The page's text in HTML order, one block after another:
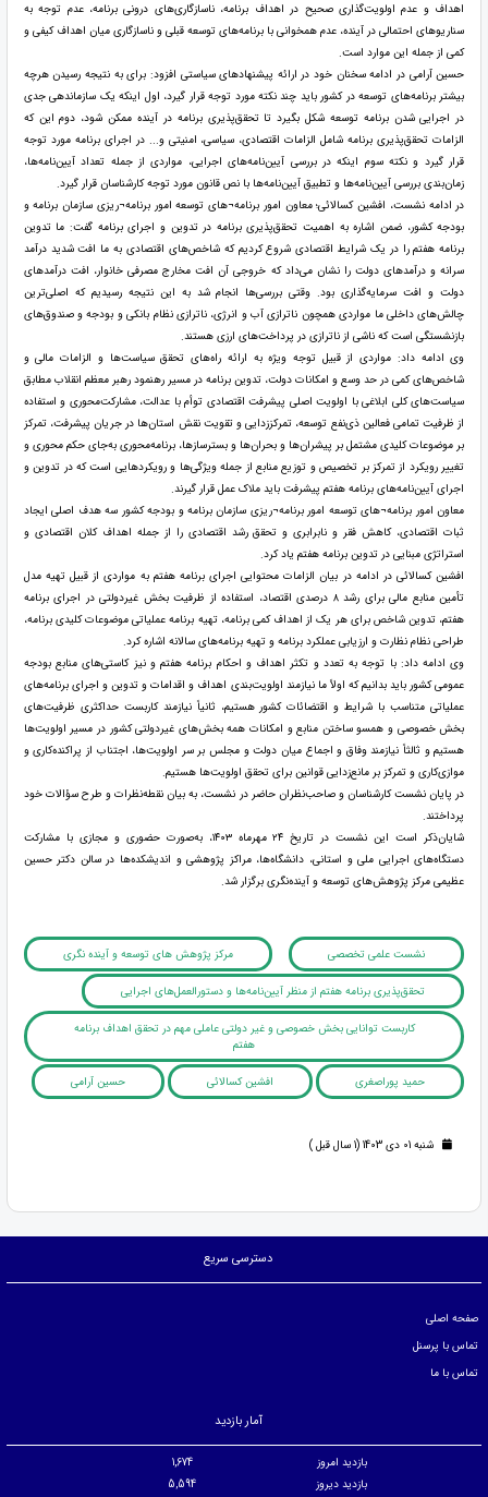
اهداف و عدم اولویت‌گذاری صحیح در اهداف برنامه، ناسازگاری‌های درونی برنامه، عدم توجه به
سناریو‌های احتمالی در آینده، عدم همخوانی با برنامه‌های توسعه قبلی و ناسازگاری میان اهداف کیفی و
کمی از جمله این موارد است.
حسین آرامی در ادامه سخنان خود در ارائه پیشنهاد‌های سیاستی افزود: برای به نتیجه رسیدن هرچه
بیشتر برنامه‌های توسعه در کشور باید چند نکته مورد توجه قرار گیرد، اول اینکه یک سازماندهی جدی
در اجرایی شدن برنامه توسعه شکل بگیرد تا تحقق‌پذیری برنامه در آینده ممکن شود، دوم این که
الزامات تحقق‌پذیری برنامه شامل الزامات اقتصادی، سیاسی، امنیتی و... در اجرای برنامه مورد توجه
قرار گیرد و نکته سوم اینکه در بررسی آیین‌نامه‌های اجرایی، مواردی از جمله تعداد آیین‌نامه‌ها،
زمان‌بندی بررسی آیین‌نامه‌ها و تطبیق آیین‌نامه‌ها با نص قانون مورد توجه کارشناسان قرار گیرد.
در ادامه نشست، افشین کسالائی؛ معاون امور برنامه¬های توسعه امور برنامه¬ریزی سازمان برنامه و
بودجه کشور، ضمن اشاره به اهمیت تحقق‌پذیری برنامه در تدوین و اجرای برنامه گفت: ما تدوین
برنامه هفتم را در یک شرایط اقتصادی شروع کردیم که شاخص‌های اقتصادی به ما افت شدید درآمد
سرانه و درآمد‌های دولت را نشان می‌داد که خروجی آن افت مخارج مصرفی خانوار، افت درآمد‌های
دولت و افت سرمایه‌گذاری بود. وقتی بررسی‌ها انجام شد به این نتیجه رسیدیم که اصلی‌ترین
چالش‌های داخلی ما مواردی همچون ناترازی آب و انرژی، ناترازی نظام بانکی و بودجه و صندوق‌های
بازنشستگی است که ناشی از ناترازی در پرداخت‌های ارزی هستند.
وی ادامه داد: مواردی از قبیل توجه ویژه به ارائه راه‌های تحقق سیاست‌ها و الزامات مالی و
شاخص‌های کمی در حد وسع و امکانات دولت، تدوین برنامه در مسیر رهنمود رهبر معظم انقلاب مطابق
سیاست‌های کلی ابلاغی با اولویت اصلی پیشرفت اقتصادی توأم با عدالت، مشارکت‌محوری و استفاده
از ظرفیت تمامی فعالین ذی‌نفع توسعه، تمرکززدایی و تقویت نقش استان‌ها در جریان پیشرفت، تمرکز
بر موضوعات کلیدی مشتمل بر پیشران‌ها و بحران‌ها و بسترسازها، برنامه‌محوری به‌جای حکم محوری و
تغییر رویکرد از تمرکز بر تخصیص و توزیع منابع از جمله ویژگی‌ها و رویکرد‌هایی است که در تدوین و
اجرای آیین‌نامه‌های برنامه هفتم پیشرفت باید ملاک عمل قرار گیرند.
معاون امور برنامه¬های توسعه امور برنامه¬ریزی سازمان برنامه و بودجه کشور سه هدف اصلی ایجاد
ثبات اقتصادی، کاهش فقر و نابرابری و تحقق رشد اقتصادی را از جمله اهداف کلان اقتصادی و
استراتژی مبنایی در تدوین برنامه هفتم یاد کرد.
افشین کسالائی در ادامه در بیان الزامات محتوایی اجرای برنامه هفتم به مواردی از قبیل تهیه مدل
تأمین منابع مالی برای رشد ۸ درصدی اقتصاد، استفاده از ظرفیت بخش غیردولتی در اجرای برنامه
هفتم، تدوین شاخص برای هر یک از اهداف کمی برنامه، تهیه برنامه عملیاتی موضوعات کلیدی برنامه،
طراحی نظام نظارت و ارزیابی عملکرد برنامه و تهیه برنامه‌های سالانه اشاره کرد.
وی ادامه داد: با توجه به تعدد و تکثر اهداف و احکام برنامه هفتم و نیز کاستی‌های منابع بودجه
عمومی کشور باید بدانیم که اولاً ما نیازمند اولویت‌بندی اهداف و اقدامات و تدوین و اجرای برنامه‌های
عملیاتی متناسب با شرایط و اقتضائات کشور هستیم، ثانیاً نیازمند کاربست حداکثری ظرفیت‌های
بخش خصوصی و همسو ساختن منابع و امکانات همه بخش‌های غیردولتی کشور در مسیر اولویت‌ها
هستیم و ثالثاً نیازمند وفاق و اجماع میان دولت و مجلس بر سر اولویت‌ها، اجتناب از پراکنده‌کاری و
موازی‌کاری و تمرکز بر مانع‌زدایی قوانین برای تحقق اولویت‌ها هستیم.
در پایان نشست کارشناسان و صاحب‌نظران حاضر در نشست، به بیان نقطه‌نظرات و طرح سؤالات خود
پرداختند.
شایان‌ذکر است این نشست در تاریخ ۲۴ مهرماه ۱۴۰۳، به‌صورت حضوری و مجازی با مشارکت
دستگاه‌های اجرایی ملی و استانی، دانشگاه‌ها، مراکز پژوهشی و اندیشکده‌ها در سالن دکتر حسین
عظیمی مرکز پژوهش‌های توسعه و آینده‌نگری برگزار شد.
نشست علمی تخصصی مرکز پژوهش های توسعه و آینده نگری
تحقق‌پذیری برنامه هفتم از منظر آیین‌نامه‌ها و دستورالعمل‌های اجرایی
کاربست توانایی بخش خصوصی و غیر دولتی عاملی مهم در تحقق اهداف برنامه
هفتم
حمید پوراصغری افشین کسالائی حسین آرامی
شنبه 01 دی 1403 (1 سال قبل )
دسترسی سریع
صفحه اصلی
تماس با پرسنل
تماس با ما
آمار بازدید
بازدید امروز
1,674
بازدید دیروز
5,594